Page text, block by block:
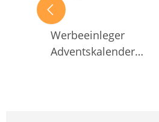
Werbeeinleger
Adventskalender